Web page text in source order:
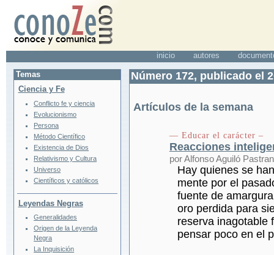
inicio autores
Número 172, publicado el
Artículos de la semana
— Educar el carácter –
Reacciones
por Alfonso Aguiló
Hay quienes se
mente por el
fuente de
oro perdida para
reserva inagotable
pensar poco en el
Temas
Ciencia y Fe
Conflicto fe y ciencia
Evolucionismo
Persona
Método Científico
Existencia de Dios
Relativismo y Cultura
Universo
Científicos y católicos
Leyendas Negras
Generalidades
Origen de la Leyenda
Negra
La Inquisición